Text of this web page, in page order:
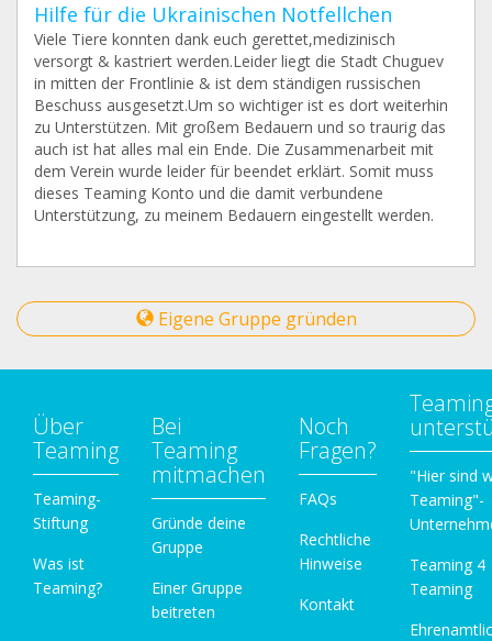
Hilfe für die Ukrainischen Notfellchen
Viele Tiere konnten dank euch gerettet,medizinisch
versorgt & kastriert werden.Leider liegt die Stadt Chuguev
in mitten der Frontlinie & ist dem ständigen russischen
Beschuss ausgesetzt.Um so wichtiger ist es dort weiterhin
zu Unterstützen. Mit großem Bedauern und so traurig das
auch ist hat alles mal ein Ende. Die Zusammenarbeit mit
dem Verein wurde leider für beendet erklärt. Somit muss
dieses Teaming Konto und die damit verbundene
Unterstützung, zu meinem Bedauern eingestellt werden.
Eigene Gruppe gründen
Über
Teaming
Teaming-
Stiftung
Was ist
Teaming?
Bei
Teaming
mitmachen
Gründe deine
Gruppe
Einer Gruppe
beitreten
Noch
Fragen?
FAQs
Rechtliche
Hinweise
Kontakt
"Hier sind
Teaming"-
Teaming 4
Teaming